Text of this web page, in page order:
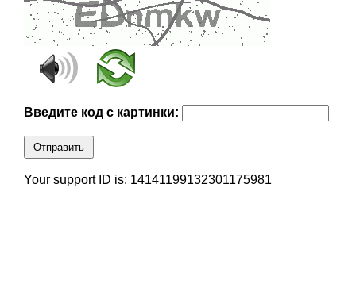
Введите код с картинки:
Отправить
Your support ID is: 14141199132301175981